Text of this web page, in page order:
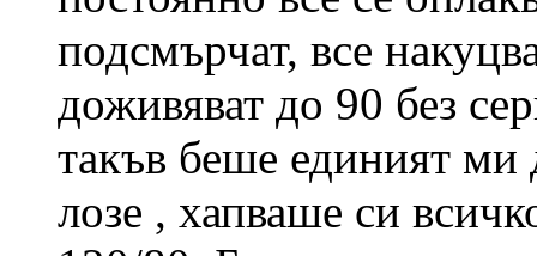
подсмърчат, все
доживяват до 90 без
такъв беше единият
лозе , хапваше си